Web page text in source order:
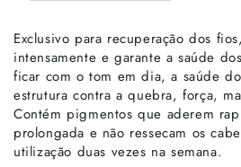
Exclusivo para recuperação dos
intensamente e garante a saúde
ficar com o tom em dia, a saúde
estrutura contra a quebra, força,
Contém pigmentos que aderem
prolongada e não ressecam os
utilização duas vezes na semana.